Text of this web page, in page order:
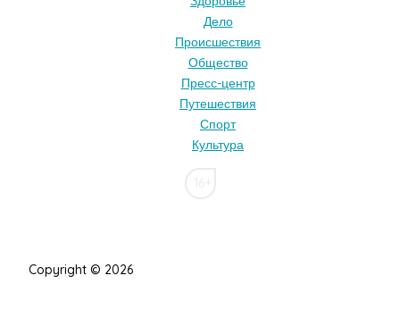
Дело
Происшествия
Общество
Пресс-центр
Путешествия
Спорт
Культура
Copyright © 2026